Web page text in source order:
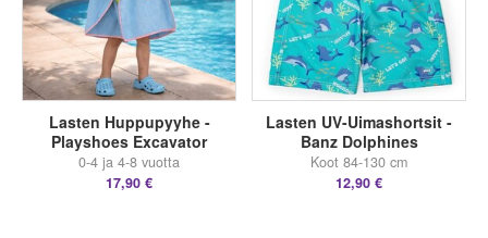
Lasten Huppupyyhe -
Playshoes Excavator
0-4 ja 4-8 vuotta
17,90 €
Lasten UV-Uimashortsit -
Banz Dolphines
Koot 84-130 cm
12,90 €